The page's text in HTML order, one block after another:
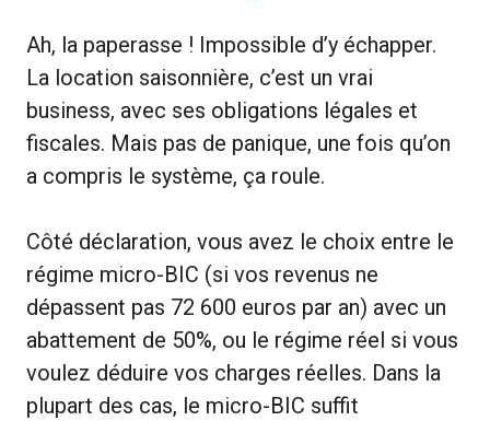
Ah, la paperasse ! Impossible d’y échapper.
La location saisonnière, c’est un vrai
business, avec ses obligations légales et
fiscales. Mais pas de panique, une fois qu’on
a compris le système, ça roule.
Côté déclaration, vous avez le choix entre le
régime micro-BIC (si vos revenus ne
dépassent pas 72 600 euros par an) avec un
abattement de 50%, ou le régime réel si vous
voulez déduire vos charges réelles. Dans la
plupart des cas, le micro-BIC suffit